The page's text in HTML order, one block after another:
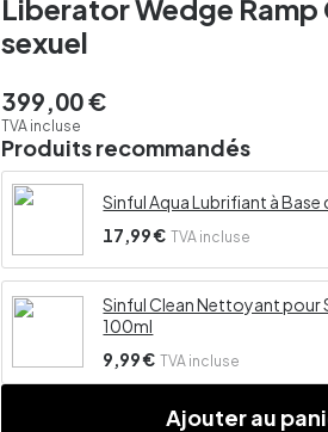
Liberator Wedge Ramp
sexuel
399,00 €
TVA incluse
Produits recommandés
Sinful Aqua Lubrifiant à Base
17,99 € TVA incluse
Sinful Clean Nettoyant pour
100ml
9,99 € TVA incluse
Ajouter au